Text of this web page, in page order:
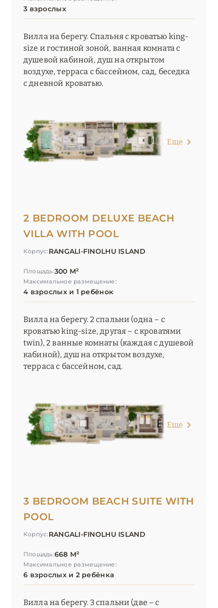
3 взрослых
Вилла на берегу. Спальня с кроватью king-
size и гостиной зоной, ванная комната с
душевой кабиной, душ на открытом
воздухе, терраса с бассейном, сад, беседка
с дневной кроватью.
Еще
2 BEDROOM DELUXE BEACH
VILLA WITH POOL
Корпус: RANGALI-FINOLHU ISLAND
Площадь:300 М²
Максимальное размещение:
4 взрослых и 1 ребёнок
Вилла на берегу. 2 спальни (одна – с
кроватью king-size, другая – с кроватями
twin), 2 ванные комнаты (каждая с душевой
кабиной), душ на открытом воздухе,
терраса с бассейном, сад.
Еще
3 BEDROOM BEACH SUITE WITH
POOL
Корпус: RANGALI-FINOLHU ISLAND
Площадь:668 М²
Максимальное размещение:
6 взрослых и 2 ребёнка
Вилла на берегу. 3 спальни (две – с